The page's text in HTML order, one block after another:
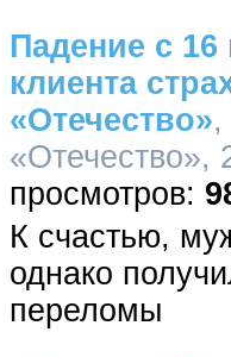
Падение с
клиента
«Отечество»,
«Отечество»,
К счастью,
однако
переломы